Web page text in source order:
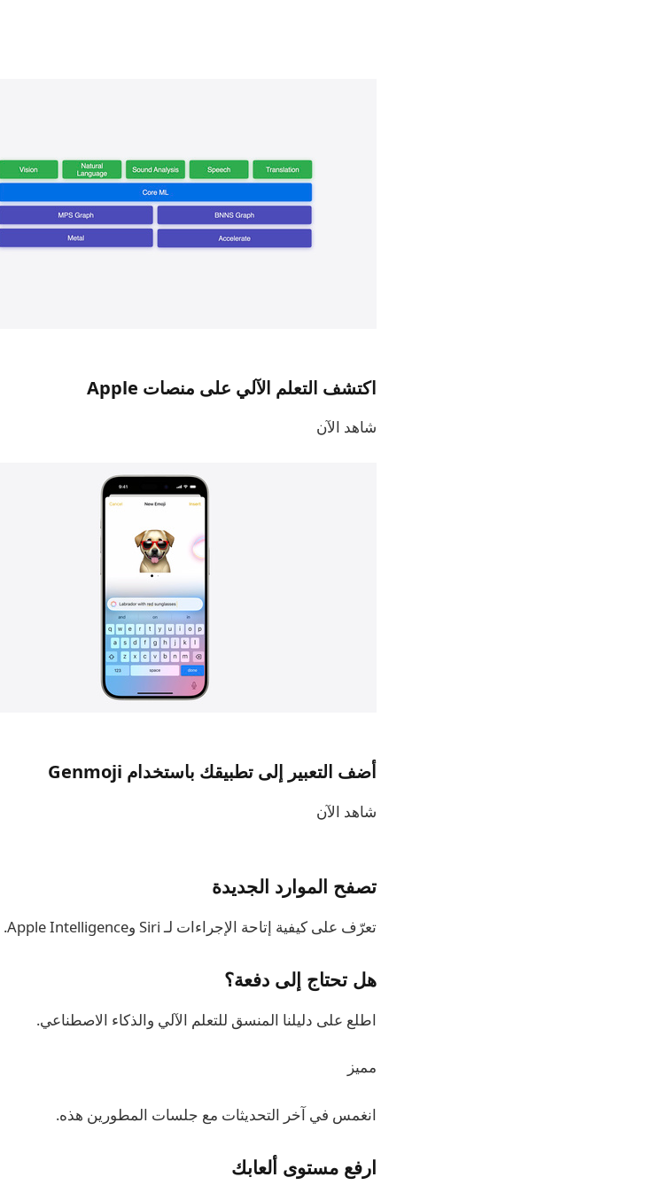
اكتشف التعلم الآلي على منصات Apple
شاهد الآن
أضف التعبير إلى تطبيقك باستخدام Genmoji
شاهد الآن
تصفح الموارد الجديدة
تعرّف على كيفية إتاحة الإجراءات لـ Siri وApple Intelligence.
هل تحتاج إلى دفعة؟
اطلع على دليلنا المنسق للتعلم الآلي والذكاء الاصطناعي.
مميز
انغمس في آخر التحديثات مع جلسات المطورين هذه.
ارفع مستوى ألعابك